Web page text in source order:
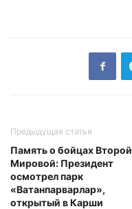
Предыдущая статья
Память о бойцах Второй
Мировой: Президент
осмотрел парк
«Ватанпарварлар»,
открытый в Карши